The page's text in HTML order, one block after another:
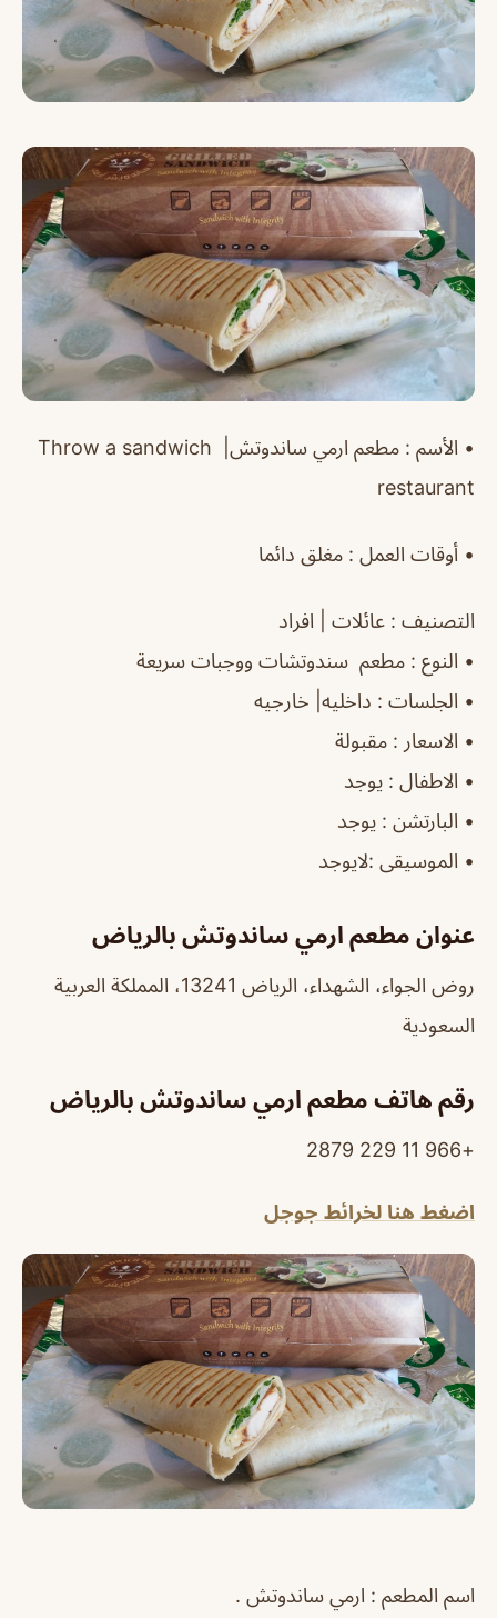
• الأسم : مطعم ارمي ساندوتش| Throw a sandwich
restaurant
‏• أوقات العمل : مغلق دائما
التصنيف : عائلات | افراد
‏• النوع : مطعم سندوتشات ووجبات سريعة
‏• الجلسات : داخليه| خارجيه
‏• الاسعار : مقبولة
‏• الاطفال : يوجد
‏• البارتشن : يوجد
‏• الموسيقى :لايوجد
عنوان مطعم ارمي ساندوتش بالرياض
روض الجواء، الشهداء، الرياض 13241، المملكة العربية
السعودية
رقم هاتف مطعم ارمي ساندوتش بالرياض
+966 11 229 2879
اضغط هنا لخرائط جوجل
اسم المطعم : ارمي ساندوتش .